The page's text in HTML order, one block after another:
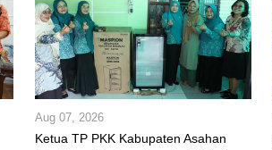
Aug 07, 2026
Ketua TP PKK Kabupaten Asahan